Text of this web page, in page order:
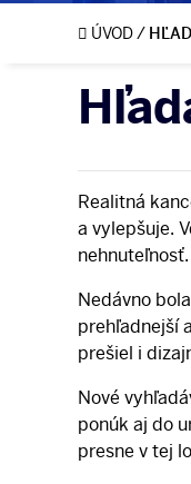
ÚVOD/
Realitná
a vylepšuje.
nehnuteľnosť.
Nedávno
prehľadnejší
prešiel i
Nové
ponúk aj do
presne v tej